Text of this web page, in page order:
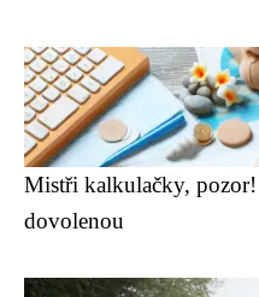
Mistři kalkulačky, pozor!
dovolenou